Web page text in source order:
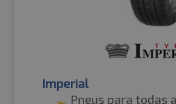
Imperial
Pneus para todas